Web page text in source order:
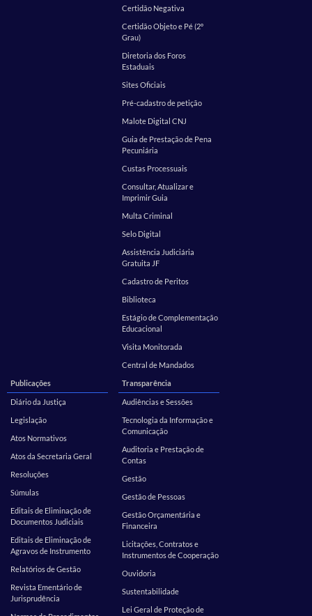
Certidão Negativa
Certidão Objeto e Pé (2º
Grau)
Diretoria dos Foros
Estaduais
Sites Oficiais
Pré-cadastro de petição
Malote Digital CNJ
Guia de Prestação de Pena
Pecuniária
Custas Processuais
Consultar, Atualizar e
Imprimir Guia
Multa Criminal
Selo Digital
Assistência Judiciária
Gratuita JF
Cadastro de Peritos
Biblioteca
Estágio de Complementação
Educacional
Visita Monitorada
Central de Mandados
Publicações
Diário da Justiça
Legislação
Atos Normativos
Atos da Secretaria Geral
Resoluções
Súmulas
Editais de Eliminação de
Documentos Judiciais
Editais de Eliminação de
Agravos de Instrumento
Relatórios de Gestão
Revista Ementário de
Jurisprudência
Transparência
Audiências e Sessões
Tecnologia da Informação e
Comunicação
Auditoria e Prestação de
Contas
Gestão
Gestão de Pessoas
Gestão Orçamentária e
Financeira
Licitações, Contratos e
Instrumentos de Cooperação
Ouvidoria
Sustentabilidade
Lei Geral de Proteção de